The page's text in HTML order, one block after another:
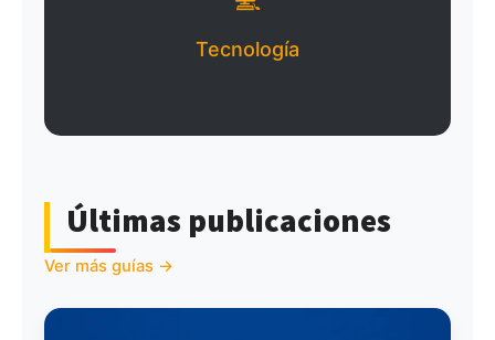
Tecnología
Últimas publicaciones
Ver más guías →